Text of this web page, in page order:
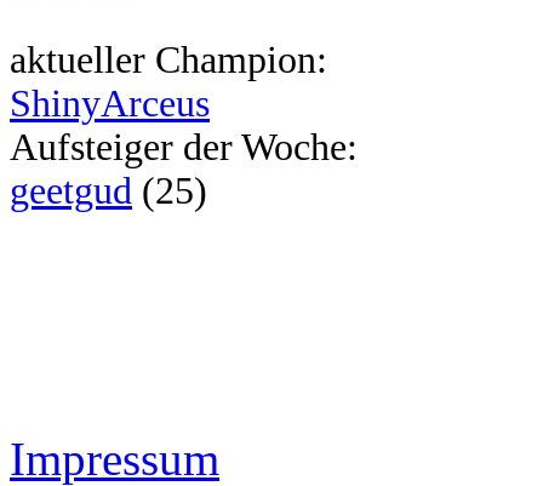
aktueller Champion:
ShinyArceus
Aufsteiger der Woche:
geetgud (25)
Impressum